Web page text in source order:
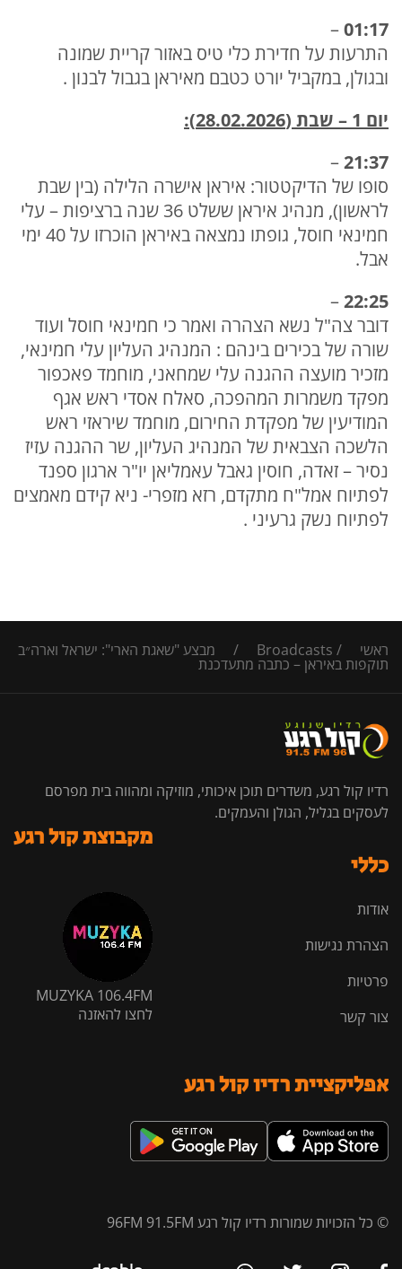
01:17
–
התרעות על חדירת כלי טיס באזור קריית שמונה
ובגולן, במקביל יורט כטבם מאיראן בגבול לבנון .
יום 1 –
שבת (28.02.2026):
21:37
–
סופו של הדיקטטור: איראן אישרה הלילה (בין שבת
לראשון), מנהיג איראן ששלט 36 שנה ברציפות – עלי
חמינאי חוסל, גופתו נמצאה באיראן הוכרזו על 40 ימי
אבל.
22:25
–
דובר צה"ל נשא הצהרה ואמר כי חמינאי חוסל ועוד
שורה של בכירים בינהם : המנהיג העליון עלי חמינאי,
מזכיר מועצה ההגנה עלי שמחאני, מוחמד פאכפור
מפקד משמרות המהפכה, סאלח אסדי ראש אגף
המודיעין של מפקדת החירום, מוחמד שיראזי ראש
הלשכה הצבאית של המנהיג העליון, שר ההגנה עזיז
נסיר – זאדה, חוסין גאבל עאמליאן יו"ר ארגון ספנד
לפתיוח אמל"ח מתקדם, רזא מזפרי- ניא קידם מאמצים
לפתיוח נשק גרעיני .
ראשי /
Broadcasts
/ מבצע "שאגת הארי": ישראל וארה״ב
תוקפות באיראן – כתבה מתעדכנת
רדיו קול רגע, משדרים תוכן איכותי, מוזיקה ומהווה בית מפרסם
לעסקים בגליל, הגולן והעמקים.
כללי
אודות
הצהרת נגישות
פרטיות
צור קשר
מקבוצת קול רגע
MUZYKA 106.4FM
לחצו להאזנה
אפליקציית רדיו קול רגע
© כל הזכויות שמורות רדיו קול רגע 96FM 91.5FM